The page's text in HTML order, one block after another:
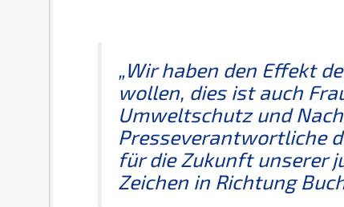
„Wir haben den Effekt
wollen, dies ist auch
Umweltschutz und
Presseverantwortliche
für die Zukunft unserer
Zeichen in Richtung